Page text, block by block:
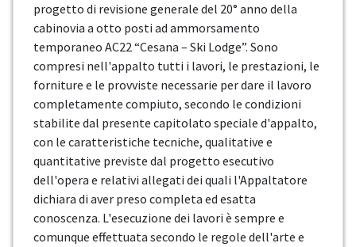
progetto di revisione generale del 20° anno della
cabinovia a otto posti ad ammorsamento
temporaneo AC22 “Cesana – Ski Lodge”. Sono
compresi nell'appalto tutti i lavori, le prestazioni, le
forniture e le provviste necessarie per dare il lavoro
completamente compiuto, secondo le condizioni
stabilite dal presente capitolato speciale d'appalto,
con le caratteristiche tecniche, qualitative e
quantitative previste dal progetto esecutivo
dell'opera e relativi allegati dei quali l'Appaltatore
dichiara di aver preso completa ed esatta
conoscenza. L'esecuzione dei lavori è sempre e
comunque effettuata secondo le regole dell'arte e